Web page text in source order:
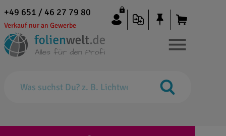
+49 651 / 46 27 79 80
Verkauf nur an Gewerbe